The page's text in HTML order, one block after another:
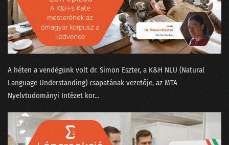
A héten a vendégünk volt ⁠dr. Simon Eszter,⁠ a K&H NLU (Natural
Language Understanding) csapatának vezetője, az MTA
Nyelvtudományi Intézet kor...